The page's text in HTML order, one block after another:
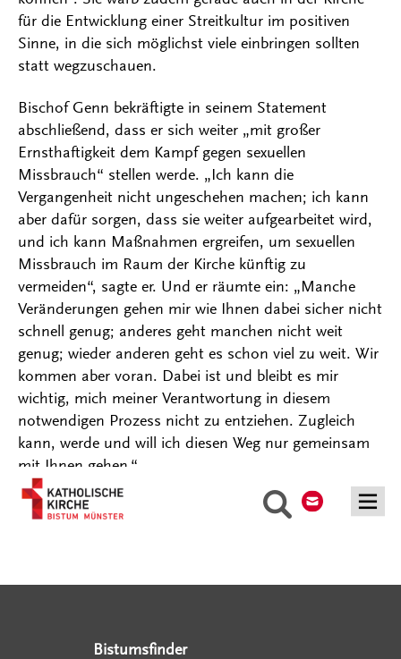
Suche
für die Entwicklung einer Streitkultur im positiven
Sinne, in die sich möglichst viele einbringen sollten
statt wegzuschauen.
Bischof Genn bekräftigte in seinem Statement
abschließend, dass er sich weiter „mit großer
Ernsthaftigkeit dem Kampf gegen sexuellen
Missbrauch“ stellen werde. „Ich kann die
Vergangenheit nicht ungeschehen machen; ich kann
aber dafür sorgen, dass sie weiter aufgearbeitet wird,
und ich kann Maßnahmen ergreifen, um sexuellen
Missbrauch im Raum der Kirche künftig zu
vermeiden“, sagte er. Und er räumte ein: „Manche
Veränderungen gehen mir wie Ihnen dabei sicher nicht
schnell genug; anderes geht manchen nicht weit
genug; wieder anderen geht es schon viel zu weit. Wir
kommen aber voran. Dabei ist und bleibt es mir
wichtig, mich meiner Verantwortung in diesem
notwendigen Prozess nicht zu entziehen. Zugleich
kann, werde und will ich diesen Weg nur gemeinsam
mit Ihnen gehen.“
Bistumsfinder